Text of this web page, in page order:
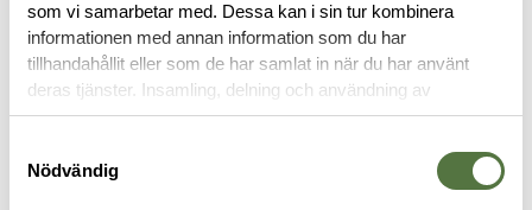
som vi samarbetar med. Dessa kan i sin tur kombinera
informationen med annan information som du har
tillhandahållit eller som de har samlat in när du har använt
deras tjänster. Insamling, delning och användning av
personuppgifter kan användas för personalisering av
Nödvändig
MULTIVERKTYG